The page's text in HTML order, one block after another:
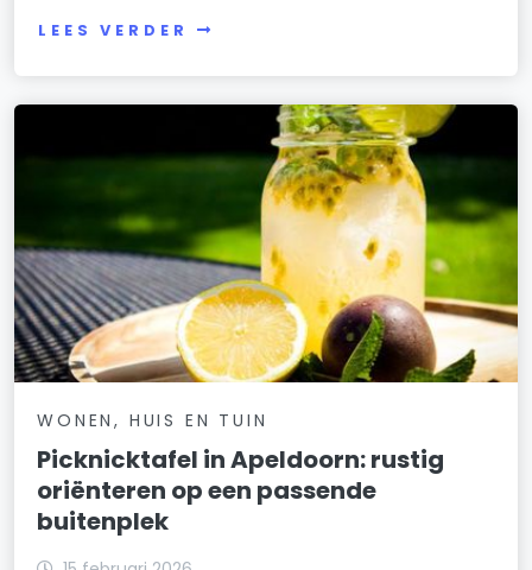
LEES VERDER
WONEN, HUIS EN TUIN
Picknicktafel in Apeldoorn: rustig
oriënteren op een passende
buitenplek